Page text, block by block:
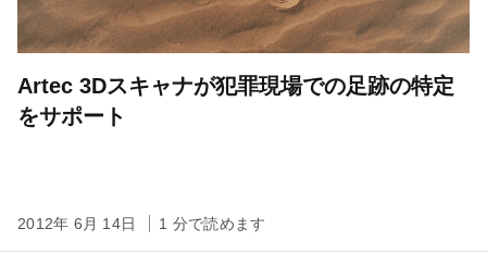
Artec 3Dスキャナが犯罪現場での足跡の特定
をサポート
2012年 6月 14日 1 分で読めます